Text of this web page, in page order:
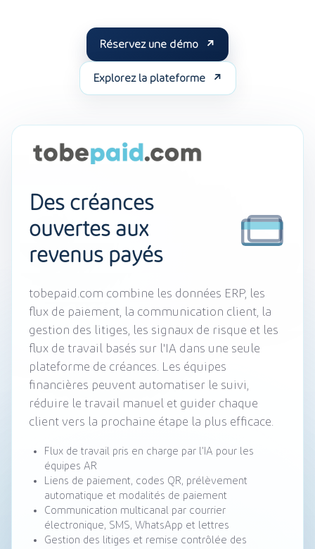
Des créances
ouvertes aux
revenus payés
tobepaid.com combine les données ERP, les
flux de paiement, la communication client, la
gestion des litiges, les signaux de risque et les
flux de travail basés sur l'IA dans une seule
plateforme de créances. Les équipes
financières peuvent automatiser le suivi,
réduire le travail manuel et guider chaque
client vers la prochaine étape la plus efficace.
Flux de travail pris en charge par l'IA pour les
équipes AR
Liens de paiement, codes QR, prélèvement
automatique et modalités de paiement
Communication multicanal par courrier
électronique, SMS, WhatsApp et lettres
Gestion des litiges et remise contrôlée des
Réservez une démo
Explorez la plateforme